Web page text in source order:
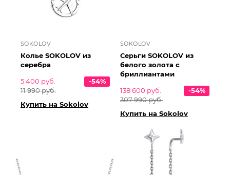
SOKOLOV
Колье SOKOLOV из
серебра
5 400 руб.
11 990 руб.
-54%
Купить на Sokolov
SOKOLOV
Серьги SOKOLOV из
белого золота с
бриллиантами
138 600 руб.
307 990 руб.
-54%
Купить на Sokolov